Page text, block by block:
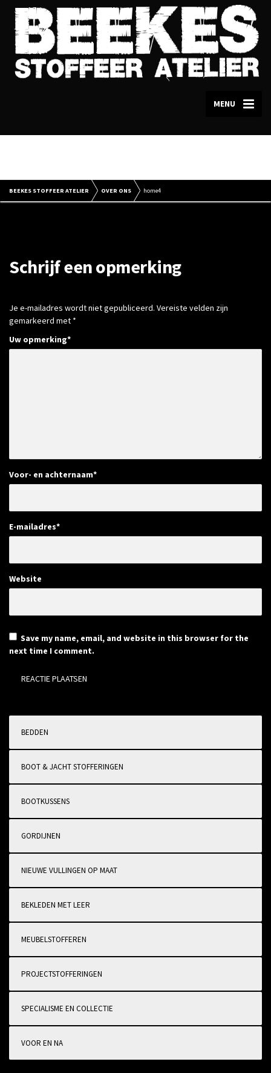
MENU
BEEKES STOFFEER ATELIER OVER ONS home4
Schrijf een opmerking
Je e-mailadres wordt niet gepubliceerd. Vereiste velden zijn
gemarkeerd met *
Uw opmerking*
Voor- en achternaam*
E-mailadres*
Website
Save my name, email, and website in this browser for the
next time I comment.
BEDDEN
BOOT & JACHT STOFFERINGEN
BOOTKUSSENS
GORDIJNEN
NIEUWE VULLINGEN OP MAAT
BEKLEDEN MET LEER
MEUBELSTOFFEREN
PROJECTSTOFFERINGEN
SPECIALISME EN COLLECTIE
VOOR EN NA